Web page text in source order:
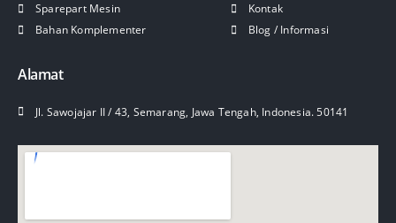
Sparepart Mesin
Bahan Komplementer
Kontak
Blog / Informasi
Alamat
Jl. Sawojajar II / 43, Semarang, Jawa Tengah, Indonesia. 50141